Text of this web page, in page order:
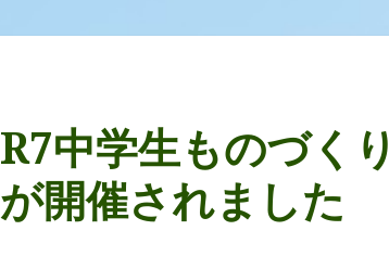
R7中学生ものづく
が開催されました